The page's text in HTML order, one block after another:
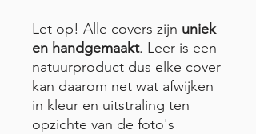
Let op! Alle covers zijn uniek
en handgemaakt. Leer is een
natuurproduct dus elke cover
kan daarom net wat afwijken
in kleur en uitstraling ten
opzichte van de foto's